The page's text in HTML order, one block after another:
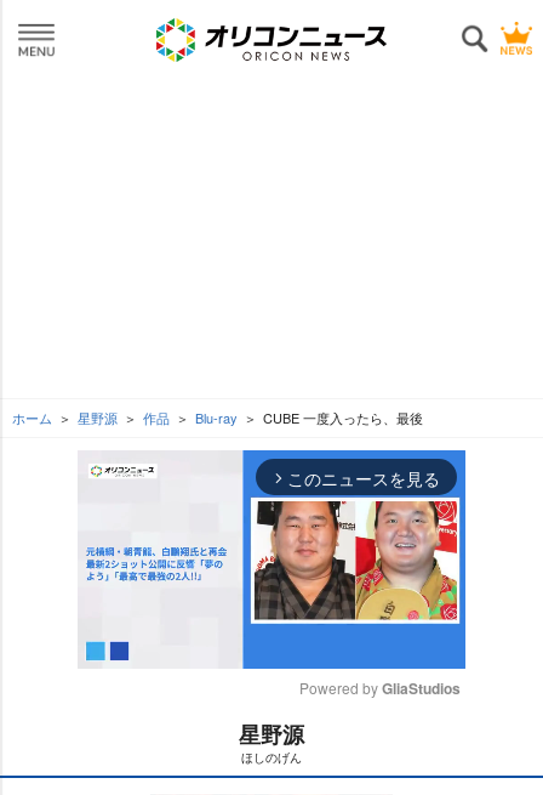
ホーム 星野源 作品 Blu-ray CUBE 一度入ったら、最後
arrow_forward_ios このニュースを見る
t
Powered by GliaStudios
星野源
ほしのげん